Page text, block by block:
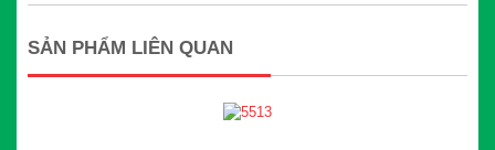
SẢN PHẨM LIÊN QUAN